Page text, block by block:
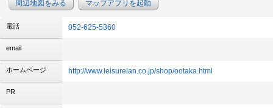
周辺地図をみる マップアプリを起動
電話 052-625-5360
email
ホームページ http://www.leisurelan.co.jp/shop/ootaka.html
PR